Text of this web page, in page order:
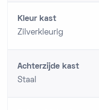
Kleur kast
Zilverkleurig
Achterzijde kast
Staal